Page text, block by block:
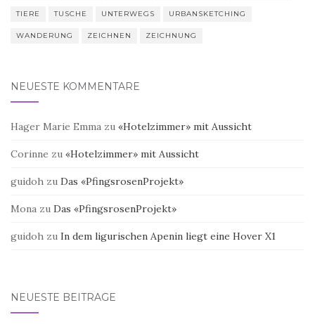
TIERE TUSCHE UNTERWEGS URBANSKETCHING
WANDERUNG ZEICHNEN ZEICHNUNG
NEUESTE KOMMENTARE
Hager Marie Emma zu «Hotelzimmer» mit Aussicht
Corinne zu «Hotelzimmer» mit Aussicht
guidoh zu Das «PfingsrosenProjekt»
Mona zu Das «PfingsrosenProjekt»
guidoh zu In dem ligurischen Apenin liegt eine Hover X1
NEUESTE BEITRÄGE